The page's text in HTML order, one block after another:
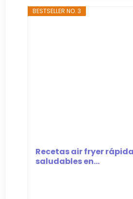
BESTSELLER NO. 3
Recetas air fryer
saludables en...